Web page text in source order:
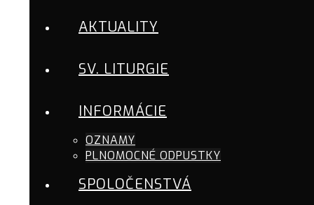
AKTUALITY
SV. LITURGIE
INFORMÁCIE
OZNAMY
PLNOMOCNÉ ODPUSTKY
SPOLOČENSTVÁ